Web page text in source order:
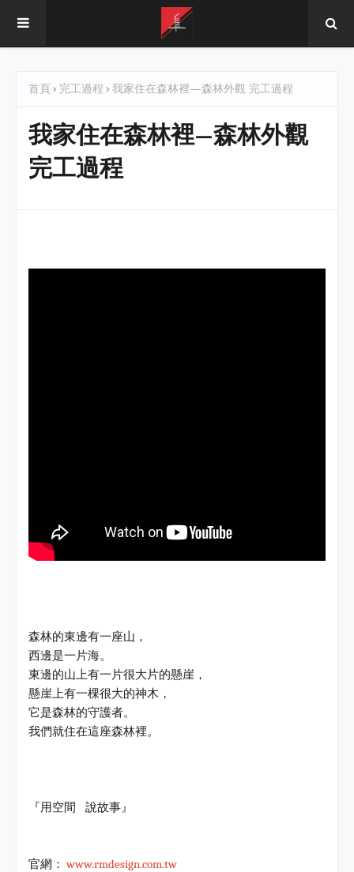
首頁 完工過程 我家住在森林裡—森林外觀 完工過程
我家住在森林裡—森林外觀
完工過程
森林的東邊有一座山，
西邊是一片海。
東邊的山上有一片很大片的懸崖，
懸崖上有一棵很大的神木，
它是森林的守護者。
我們就住在這座森林裡。
『用空間 說故事』
官網： www.rmdesign.com.tw